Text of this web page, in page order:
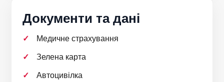
Документи та дані
Медичне страхування
Зелена карта
Автоцивілка